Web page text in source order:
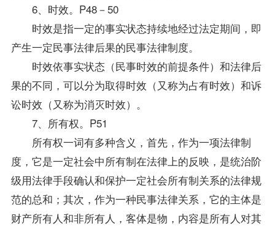
6、时效。P48－50
时效是指一定的事实状态持续地经过法定期间，即
产生一定民事法律后果的民事法律制度。
时效依事实状态（民事时效的前提条件）和法律后
果的不同，可以分为取得时效（又称为占有时效）和诉
讼时效（又称为消灭时效）。
7、所有权。P51
所有权一词有多种含义，首先，作为一项法律制
度，它是一定社会中所有制在法律上的反映，是统治阶
级用法律手段确认和保护一定社会所有制关系的法律规
范的总和；其次，作为一种民事法律关系，它的主体是
财产所有人和非所有人，客体是物，内容是所有人对其